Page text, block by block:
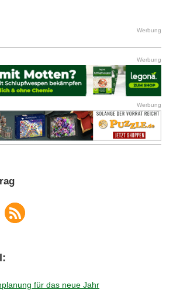
Werbung
Werbung
Werbung
für das neue Jahr